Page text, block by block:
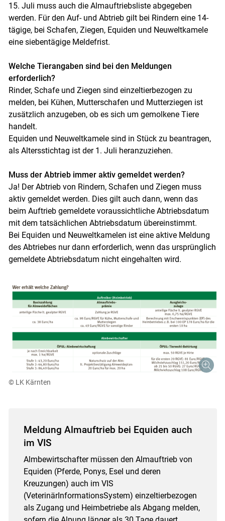
15. Juli muss auch die Almauftriebsliste abgegeben
werden. Für den Auf- und Abtrieb gilt bei Rindern eine 14-
tägige, bei Schafen, Ziegen, Equiden und Neuweltkamele
eine siebentägige Meldefrist.
Welche Tierangaben sind bei den Meldungen
erforderlich?
Rinder, Schafe und Ziegen sind einzeltierbezogen zu
melden, bei Kühen, Mutterschafen und Mutterziegen ist
zusätzlich anzugeben, ob es sich um gemolkene Tiere
handelt.
Equiden und Neuweltkamele sind in Stück zu beantragen,
als Altersstichtag ist der 1. Juli heranzuziehen.
Muss der Abtrieb immer aktiv gemeldet werden?
Ja! Der Abtrieb von Rindern, Schafen und Ziegen muss
aktiv gemeldet werden. Dies gilt auch dann, wenn das
beim Auftrieb gemeldete voraussichtliche Abtriebsdatum
mit dem tatsächlichen Abtriebsdatum übereinstimmt.
Bei Equiden und Neuweltkamelen ist eine aktive Meldung
des Abtriebes nur dann erforderlich, wenn das ursprünglich
gemeldete Abtriebsdatum nicht eingehalten wird.
© LK Kärnten
Meldung Almauftrieb bei Equiden auch
im VIS
Almbewirtschafter müssen den Almauftrieb von
Equiden (Pferde, Ponys, Esel und deren
Kreuzungen) auch im VIS
(VeterinärInformationsSystem) einzeltierbezogen
als Zugang und Heimbetriebe als Abgang melden,